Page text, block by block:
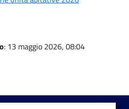
: 13 maggio 2026, 08:04